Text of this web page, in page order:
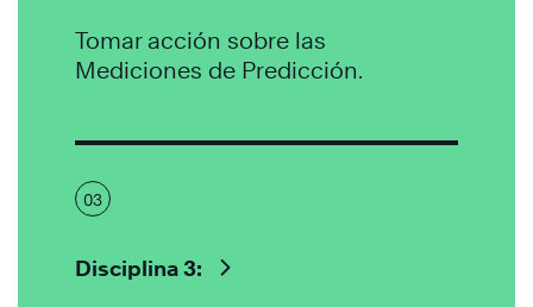
Tomar acción sobre las
Mediciones de Predicción.
03
Disciplina 3: